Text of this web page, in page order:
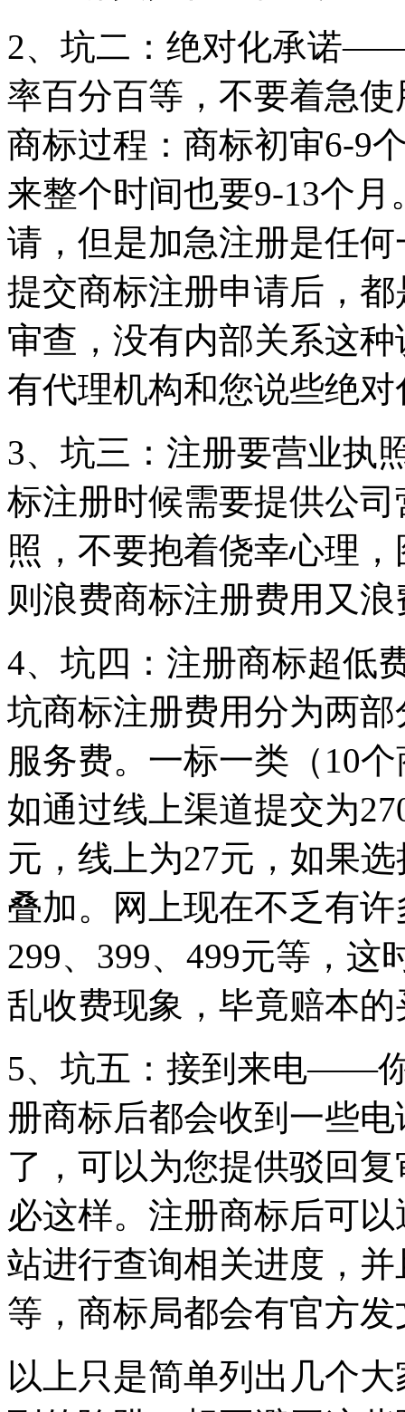
2、坑二：绝对化承诺
率百分百等，不要着急
商标过程：商标初审6-9
来整个时间也要9-13个
请，但是加急注册是任
提交商标注册申请后，
审查，没有内部关系这
有代理机构和您说些绝
3、坑三：注册要营业执
标注册时候需要提供公
照，不要抱着侥幸心理
则浪费商标注册费用又
4、坑四：注册商标超低
坑商标注册费用分为两
服务费。一标一类（10
如通过线上渠道提交为
元，线上为27元，如果
叠加。网上现在不乏有
299、399、499元等，
乱收费现象，毕竟赔本
5、坑五：接到来电——
册商标后都会收到一些
了，可以为您提供驳回
必这样。注册商标后可
站进行查询相关进度，
等，商标局都会有官方
以上只是简单列出几个